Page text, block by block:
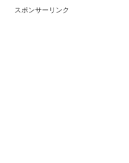
スポンサーリンク